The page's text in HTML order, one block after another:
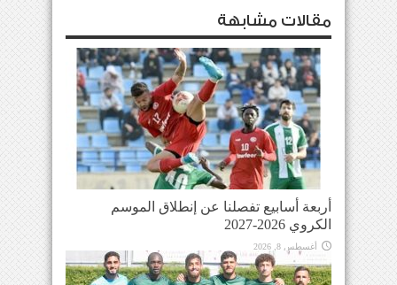
مقالات مشابهة
أربعة أسابيع تفصلنا عن إنطلاق الموسم
الكروي 2026-2027
أغسطس 8, 2026